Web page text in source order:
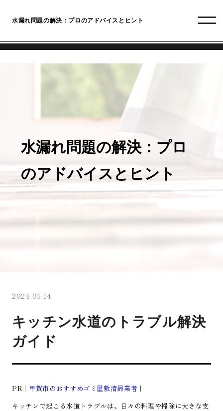
水漏れ問題の解決：プロのアドバイスとヒント
水漏れ問題の解決：プロ
のアドバイスとヒント
2024.05.14
キッチン水道のトラブル解決
ガイド
PR｜ 甲賀市のおすすめゴミ屋敷清掃業者 ｜
キッチンで起こる水道トラブルは、日々の料理や掃除に大きな支